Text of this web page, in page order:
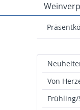
Von
Frühling/